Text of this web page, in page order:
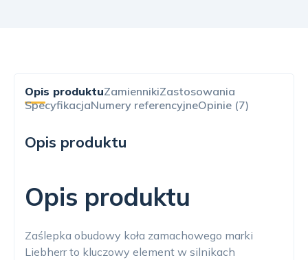
Opis produktuZamiennikiZastosowania
SpecyfikacjaNumery referencyjneOpinie (7)
Opis produktu
Opis produktu
Zaślepka obudowy koła zamachowego marki
Liebherr to kluczowy element w silnikach